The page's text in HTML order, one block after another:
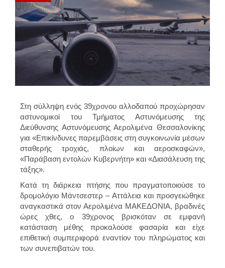
Στη σύλληψη ενός 39χρονου αλλοδαπού προχώρησαν
αστυνομικοί του Τμήματος Αστυνόμευσης της
Διεύθυνσης ΑστυνόμευσηςΑερολιμένα Θεσσαλονίκης
για «Επικίνδυνες παρεμβάσεις στη συγκοινωνία μέσων
σταθερής τροχιάς, πλοίων και αεροσκαφών»,
«Παράβαση εντολών Κυβερνήτη» και «Διασάλευση της
τάξης».
Κατά τη διάρκεια πτήσης που πραγματοποιούσε το
δρομολόγιο Μάντσεστερ – Αττάλεια και προσγειώθηκε
αναγκαστικά στον Αερολιμένα ΜΑΚΕΔΟΝΙΑ, βραδινές
ώρες χθες, ο 39χρονος βρισκόταν σε εμφανή
κατάσταση μέθης προκαλούσε φασαρία και είχε
επιθετική συμπεριφορά εναντίον του πληρώματος και
των συνεπιβατών του.